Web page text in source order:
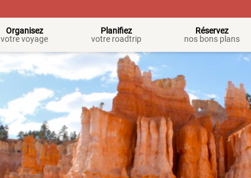
Organisez
votre voyage
Planifiez
votre roadtrip
Réservez
nos bons plans